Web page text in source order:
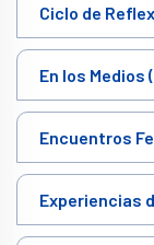
Ciclo de
En los Medios
Encuentros
Experiencias